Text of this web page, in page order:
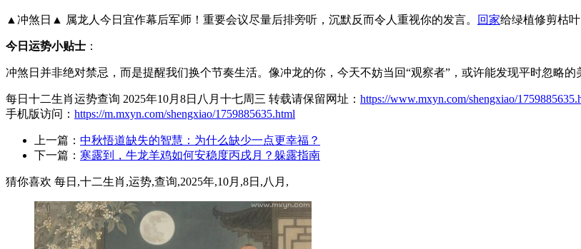
▲冲煞日▲ 属龙人今日宜作幕后军师！重要会议尽量后排旁听，沉默反而令人重视你的发言。 回家给绿植修剪枯
今日运势小贴士 ：
冲煞日并非绝对禁忌，而是提醒我们换个节奏生活。像冲龙的你，今天不妨当回“观察者”，或许能发现平时忽略的
每日十二生肖运势查询 2025年10月8日八月十七周三 转载请保留网址： https://www.mxyn.com/shengxiao/
手机版访问： https://m.mxyn.com/shengxiao/1759885635.html
上一篇： 中秋悟道缺失的智慧：为什么缺少一点更幸福？
下一篇： 寒露到，牛龙羊鸡如何安稳度丙戌月？躲露指南
猜你喜欢 每日,十二生肖,运势,查询,2025年,10月,8日,八月,